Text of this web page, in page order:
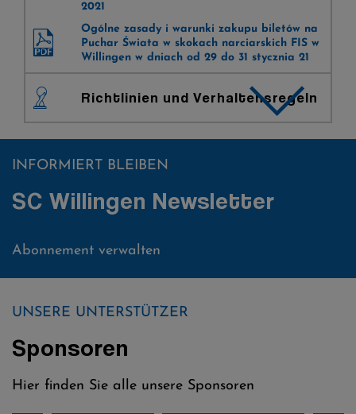
2021
Ogólne zasady i warunki zakupu biletów na
Puchar Świata w skokach narciarskich FIS w
Willingen w dniach od 29 do 31 stycznia 21
Richtlinien und Verhaltensregeln
INFORMIERT BLEIBEN
SC Willingen Newsletter
Abonnement verwalten
UNSERE UNTERSTÜTZER
Sponsoren
Hier finden Sie alle unsere Sponsoren